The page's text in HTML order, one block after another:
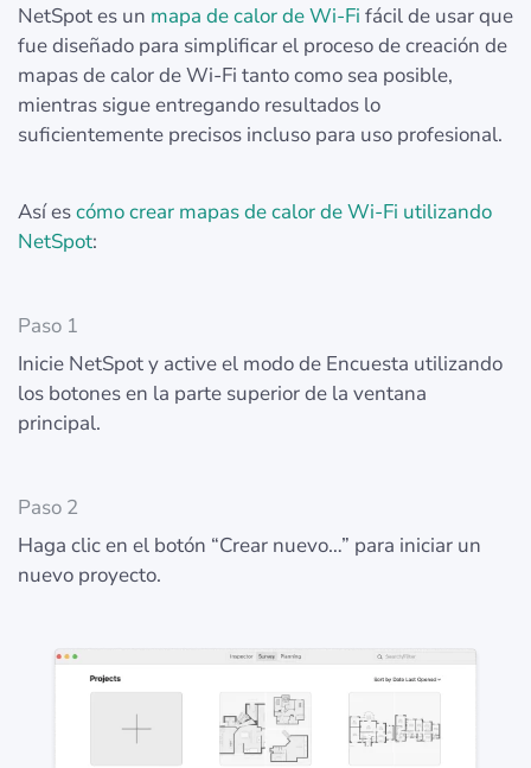
NetSpot es un mapa de calor de Wi-Fi fácil de usar que
fue diseñado para simplificar el proceso de creación de
mapas de calor de Wi-Fi tanto como sea posible,
mientras sigue entregando resultados lo
suficientemente precisos incluso para uso profesional.
Así escómo crear mapas de calor de Wi-Fi utilizando
NetSpot:
Paso 1
Inicie NetSpot y active el modo de Encuesta utilizando
los botones en la parte superior de la ventana
principal.
Paso 2
Haga clic en el botón “Crear nuevo…” para iniciar un
nuevo proyecto.